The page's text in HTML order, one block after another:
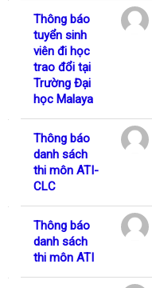
Thông báo
tuyển sinh
viên đi học
trao đổi tại
Trường Đại
học Malaya
Thông báo
danh sách
thi môn ATI-
CLC
Thông báo
danh sách
thi môn ATI